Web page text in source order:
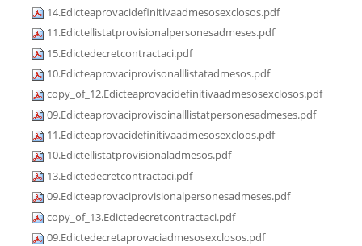
14.Edicteaprovacidefinitivaadmesosexclosos.pdf
11.Edictellistatprovisionalpersonesadmeses.pdf
15.Edictedecretcontractaci.pdf
10.Edicteaprovaciprovisonalllistatadmesos.pdf
copy_of_12.Edicteaprovacidefinitivaadmesosexclosos.pdf
09.Edicteaprovaciprovisoinalllistatpersonesadmeses.pdf
11.Edicteaprovacidefinitivaadmesosexcloos.pdf
10.Edictellistatprovisionaladmesos.pdf
13.Edictedecretcontractaci.pdf
09.Edicteaprovaciprovisionalpersonesadmeses.pdf
copy_of_13.Edictedecretcontractaci.pdf
09.Edictedecretaprovaciadmesosexclosos.pdf